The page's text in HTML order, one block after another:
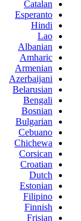
Catalan
Esperanto
Hindi
Lao
Albanian
Amharic
Armenian
Azerbaijani
Belarusian
Bengali
Bosnian
Bulgarian
Cebuano
Chichewa
Corsican
Croatian
Dutch
Estonian
Filipino
Finnish
Frisian